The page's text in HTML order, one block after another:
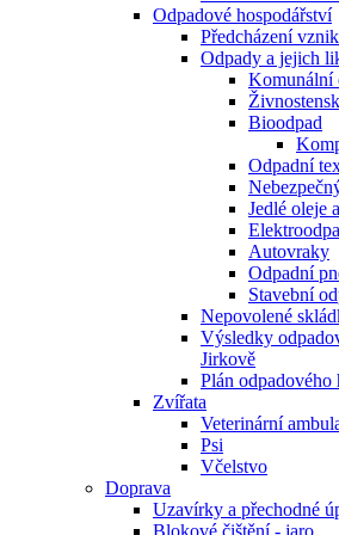
Odpadové hospodářství
Předcházení
Odpady a jejich
Komunální
Bioodpad
Odpadní
Jedlé oleje
Autovraky
Odpadní
Stavební
Nepovolené
Výsledky
Jirkově
Plán odpadového
Zvířata
Veterinární
Psi
Včelstvo
Doprava
Uzavírky a přechodné
Blokové čištění - jaro